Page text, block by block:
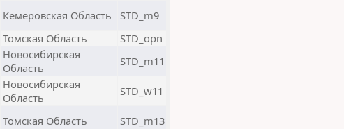
Кемеровская Область
STD_m9
Томская Область
STD_opn
Новосибирская
Область
STD_m11
Новосибирская
Область
STD_w11
Томская Область STD_m13